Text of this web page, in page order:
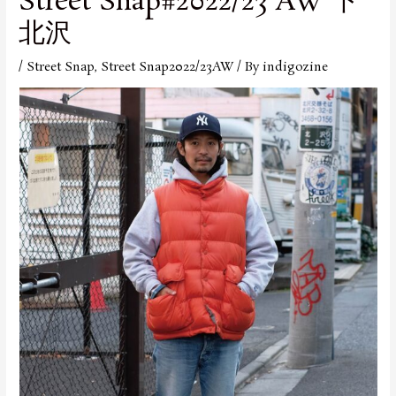
北沢
/ Street Snap, Street Snap2022/23AW / Byindigozine